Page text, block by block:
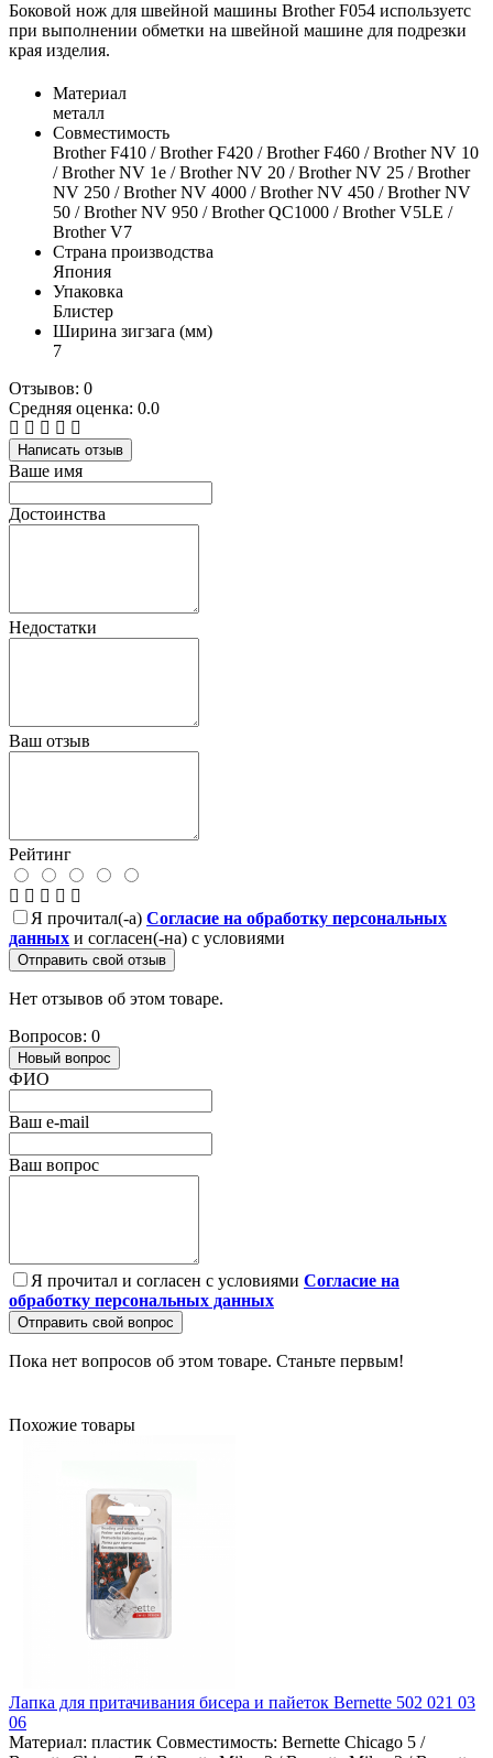
Боковой нож для швейной машины Brother F054 используетс
при выполнении обметки на швейной машине для подрезки
края изделия.
Материал
металл
Совместимость
Brother F410 / Brother F420 / Brother F460 / Brother NV 10
/ Brother NV 1e / Brother NV 20 / Brother NV 25 / Brother
NV 250 / Brother NV 4000 / Brother NV 450 / Brother NV
50 / Brother NV 950 / Brother QC1000 / Brother V5LE /
Brother V7
Страна производства
Япония
Упаковка
Блистер
Ширина зигзага (мм)
7
Отзывов: 0
Средняя оценка: 0.0
Написать отзыв
Ваше имя
Достоинства
Недостатки
Ваш отзыв
Рейтинг
Я прочитал(-а) Согласие на обработку персональных
данных и согласен(-на) с условиями
Отправить свой отзыв
Нет отзывов об этом товаре.
Вопросов: 0
Новый вопрос
ФИО
Ваш e-mail
Ваш вопрос
Я прочитал и согласен с условиями Согласие на
обработку персональных данных
Отправить свой вопрос
Пока нет вопросов об этом товаре. Станьте первым!
Похожие товары
Лапка для притачивания бисера и пайеток Bernette 502 021 03
06
Материал: пластик Совместимость: Bernette Chicago 5 /